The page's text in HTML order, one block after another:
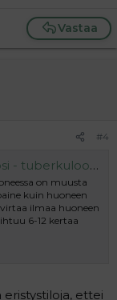
Vastaa
#4
tuberkuloosi.fi
on muusta
kuin huoneen
ilmaa huoneen
6-12 kertaa
eristystiloja, ettei